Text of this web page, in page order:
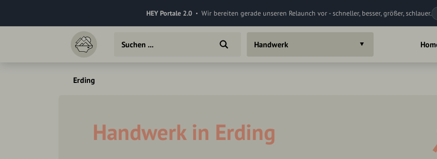
HEY Portale 2.0 Wir bereiten gerade unseren Relaunch vor - schneller, besser, größer, schlauer.
Handwerk
Erding
Handwerk in Erding